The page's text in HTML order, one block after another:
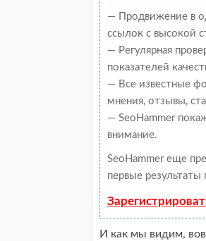
— Продвижение в
ссылок с высокой
— Регулярная
показателей
— Все известные
мнения, отзывы,
— SeoHammer
внимание.
SeoHammer еще
первые
И как мы видим,